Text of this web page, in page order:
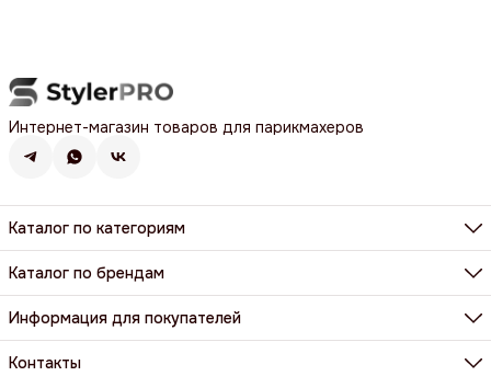
Интернет-магазин товаров для парикмахеров
Каталог по категориям
Фены, фен-щетки, аксессуары
Машинки, триммеры, шейверы
Щипцы, плойки, стайлеры
Парикмахерские ножницы и бритвы
Каталог по брендам
BaByliss Pro
Dewal
Harizma
Y.S. Park
Информация для покупателей
Доставка и оплата
Контакты и реквизиты
Контакты